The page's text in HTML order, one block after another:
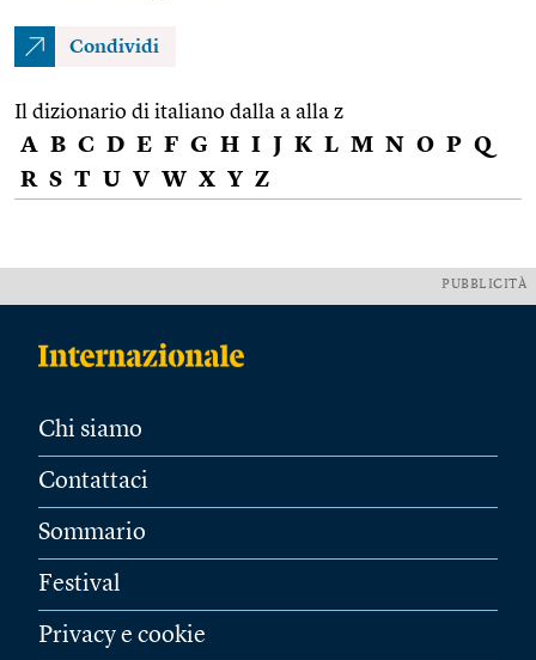
Condividi
Il dizionario di italiano dalla a alla z
A B C D E F G H I J K L M N O P Q
R S T U V W X Y Z
PUBBLICITÀ
Chi siamo
Contattaci
Sommario
Festival
Privacy e cookie